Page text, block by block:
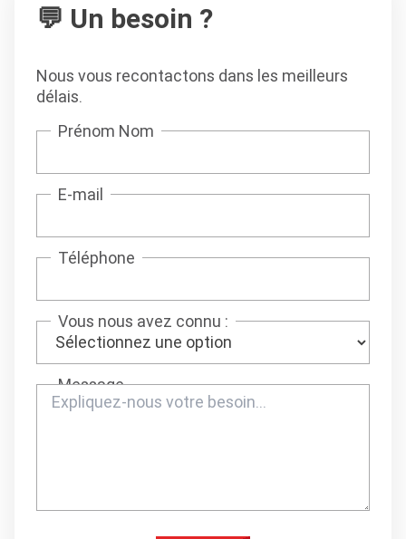
💬 Un besoin ?
Nous vous recontactons dans les meilleurs
délais.
Prénom Nom
E-mail
Téléphone
Vous nous avez connu :
Message